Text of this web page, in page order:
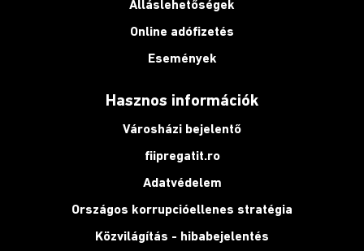
Álláslehetőségek
Online adófizetés
Események
Hasznos információk
Városházi bejelentő
fiipregatit.ro
Adatvédelem
Országos korrupcióellenes stratégia
Közvilágítás - hibabejelentés